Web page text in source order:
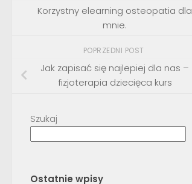
Korzystny elearning osteopatia dla
mnie.
POPRZEDNI POST
Jak zapisać się najlepiej dla nas –
fizjoterapia dziecięca kurs
Szukaj
Ostatnie wpisy